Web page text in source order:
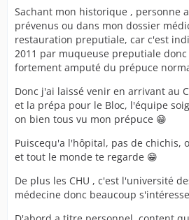
Sachant mon historique , personne
prévenus ou dans mon dossier
restauration preputiale, car c'est
2011 par muqueuse preputiale
fortement amputé du prépuce
Donc j'ai laissé venir en arrivant au
et la prépa pour le Bloc, l'équipe
on bien tous vu mon prépuce 😁
Puiscequ'a l'hôpital, pas de chichis,
et tout le monde te regarde 😁
De plus les CHU , c'est l'université
médecine donc beaucoup